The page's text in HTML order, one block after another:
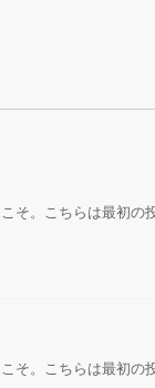
そ。こちらは最初の
そ。こちらは最初の